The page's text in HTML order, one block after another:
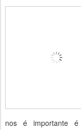
nos é importante